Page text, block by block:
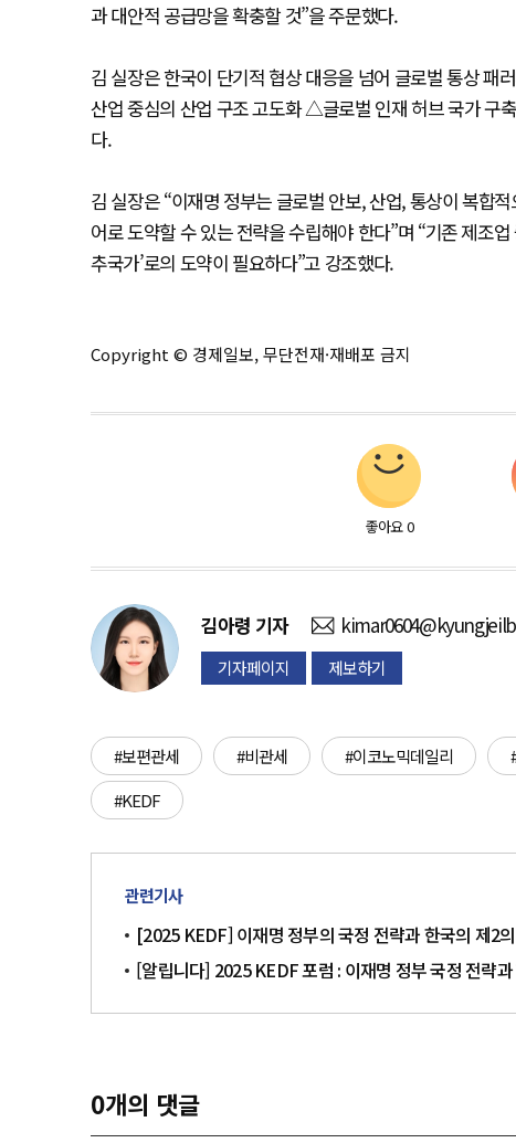
과 대안적 공급망을 확충할 것”을 주문했다.
김 실장은 한국이 단기적 협상 대응을 넘어 글로벌 통상
산업 중심의 산업 구조 고도화 △글로벌 인재 허브 국가 구
다.
김 실장은 “이재명 정부는 글로벌 안보, 산업, 통상이 복합
어로 도약할 수 있는 전략을 수립해야 한다”며 “기존 제조
추국가’로의 도약이 필요하다”고 강조했다.
Copyright © 경제일보, 무단전재·재배포 금지
좋아요 0
김아령 기자
기자페이지 제보하기
#보편관세 #비관세 #이코노믹데일리
#KEDF
관련기사
[2025 KEDF] 이재명 정부의 국정 전략과 한국의 제2
[알립니다] 2025 KEDF 포럼 : 이재명 정부 국정 전략
0개의 댓글